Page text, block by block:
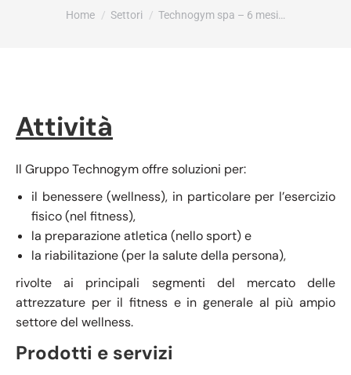
Tu sei qui:
Home Settori Technogym spa – 6 mesi…
Attività
Il Gruppo Technogym offre soluzioni per:
il benessere (wellness), in particolare per l’esercizio
fisico (nel fitness),
la preparazione atletica (nello sport) e
la riabilitazione (per la salute della persona),
rivolte ai principali segmenti del mercato delle
attrezzature per il fitness e in generale al più ampio
settore del wellness.
Prodotti e servizi